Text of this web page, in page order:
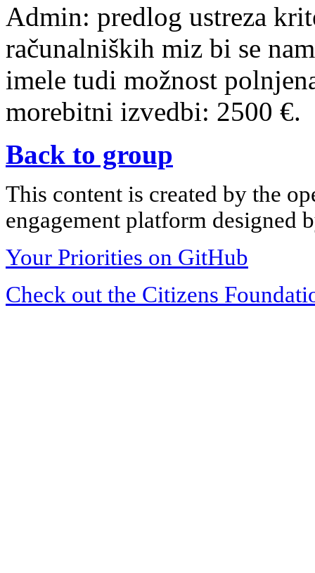
Admin: predlog ustreza
računalniških miz bi se
imele tudi možnost
morebitni izvedbi: 2500 €.
Back to group
This content is created by the
engagement platform designed
Your Priorities on GitHub
Check out the Citizens